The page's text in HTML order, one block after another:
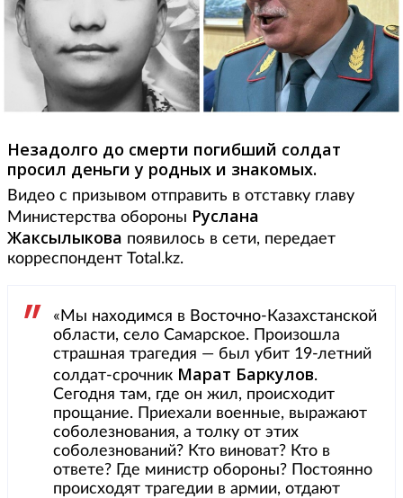
Незадолго до смерти погибший солдат
просил деньги у родных и знакомых.
Видео с призывом отправить в отставку главу
Министерства обороны Руслана
Жаксылыкова появилось в сети, передает
корреспондент Total.kz.
«Мы находимся в Восточно-Казахстанской
области, село Самарское. Произошла
страшная трагедия — был убит 19-летний
солдат-срочник Марат Баркулов.
Сегодня там, где он жил, происходит
прощание. Приехали военные, выражают
соболезнования, а толку от этих
соболезнований? Кто виноват? Кто в
ответе? Где министр обороны? Постоянно
происходят трагедии в армии, отдают